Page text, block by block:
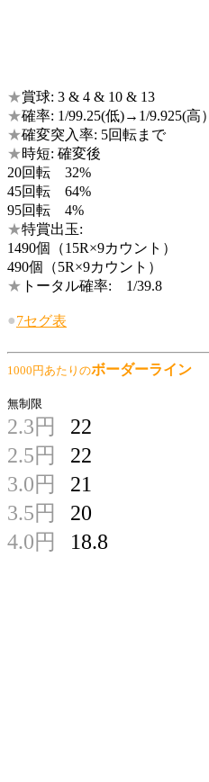
★賞球: 3 & 4 & 10 & 13
★確率: 1/99.25(低)→1/9.925(高）
★確変突入率: 5回転まで
★時短: 確変後
20回転 32%
45回転 64%
95回転 4%
★特賞出玉:
1490個（15R×9カウント）
490個（5R×9カウント）
★ トータル確率: 1/39.8
●7セグ表
1000円あたりのボーダーライン
無制限
2.3円
22
2.5円
22
3.0円
21
3.5円
20
4.0円
18.8